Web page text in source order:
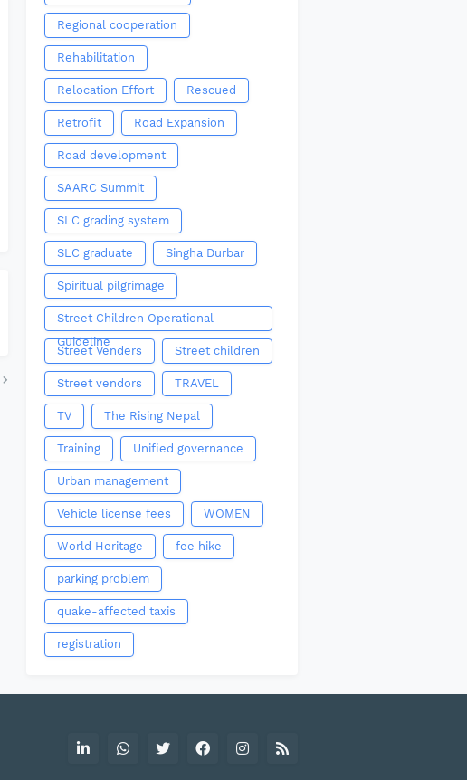
Regional cooperation
Rehabilitation
Relocation Effort Rescued
Retrofit Road Expansion
Road development
SAARC Summit
SLC grading system
SLC graduate Singha Durbar
Spiritual pilgrimage
Street Children Operational
Guideline
Street Venders Street children
Street vendors TRAVEL
TV The Rising Nepal
Training Unified governance
Urban management
Vehicle license fees WOMEN
World Heritage fee hike
parking problem
quake-affected taxis
registration